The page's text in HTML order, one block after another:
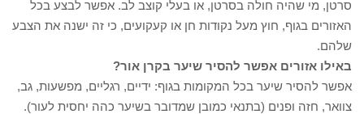
סרטן, מי שהיה חולה בסרטן, או בעלי קוצב לב. אפשר לבצע בכל
האזורים בגוף, חוץ מעל נקודות חן או קעקועים, כי זה ישנה את הצבע
שלהם.
באילו אזורים אפשר להסיר שיער בקרן אור?
אפשר להסיר שיער בכל המקומות בגוף: ידיים, רגליים, מפשעות, גב,
צוואר, חזה ופנים (בתנאי כמובן שמדובר בשיער כהה יחסית לעור).